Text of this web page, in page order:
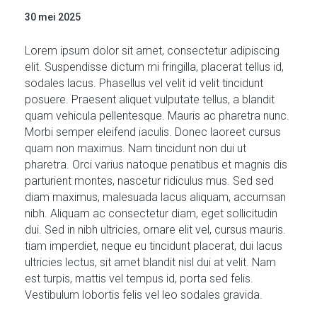
30 mei 2025
Lorem ipsum dolor sit amet, consectetur adipiscing
elit. Suspendisse dictum mi fringilla, placerat tellus id,
sodales lacus. Phasellus vel velit id velit tincidunt
posuere. Praesent aliquet vulputate tellus, a blandit
quam vehicula pellentesque. Mauris ac pharetra nunc.
Morbi semper eleifend iaculis. Donec laoreet cursus
quam non maximus. Nam tincidunt non dui ut
pharetra. Orci varius natoque penatibus et magnis dis
parturient montes, nascetur ridiculus mus. Sed sed
diam maximus, malesuada lacus aliquam, accumsan
nibh. Aliquam ac consectetur diam, eget sollicitudin
dui. Sed in nibh ultricies, ornare elit vel, cursus mauris.
tiam imperdiet, neque eu tincidunt placerat, dui lacus
ultricies lectus, sit amet blandit nisl dui at velit. Nam
est turpis, mattis vel tempus id, porta sed felis.
Vestibulum lobortis felis vel leo sodales gravida.